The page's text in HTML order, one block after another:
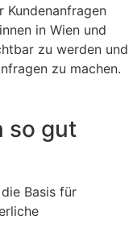
Kundenanfragen
in Wien und
zu werden und
zu machen.
so gut
Basis für